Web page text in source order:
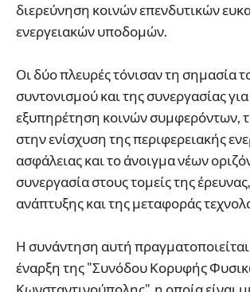
διερεύνηση κοινών επενδυτικών
ενεργειακών υποδομών.
Οι δύο πλευρές τόνισαν τη σημασία
συντονισμού και της συνεργασίας
εξυπηρέτηση κοινών συμφερόντων,
στην ενίσχυση της περιφερειακής
ασφάλειας και το άνοιγμα νέων
συνεργασία στους τομείς της
ανάπτυξης και της μεταφοράς
Η συνάντηση αυτή
έναρξη της "Συνόδου Κορυφής